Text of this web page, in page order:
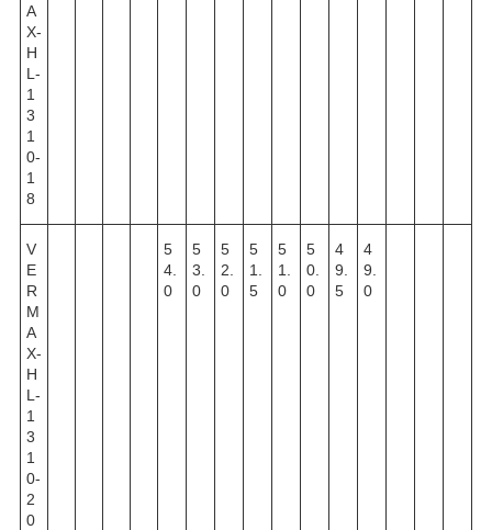
A
X-
H
L-
1
3
1
0-
1
8
V
E
R
M
A
X-
H
L-
1
3
1
0-
2
0
5
4.
0
5
3.
0
5
2.
0
5
1.
5
5
1.
0
5
0.
0
4
9.
5
4
9.
0